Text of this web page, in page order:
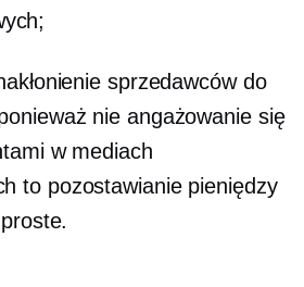
sprzedawców do
nie angażowanie się
w mediach
to pozostawianie pieniędzy